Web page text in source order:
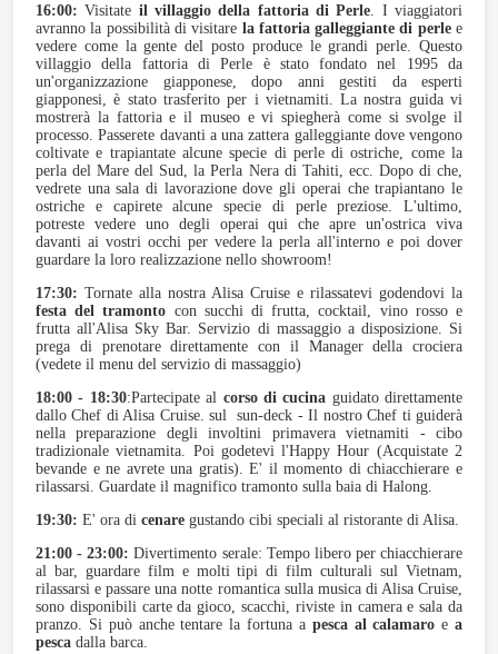
16:00:Visitate il villaggio della fattoria di Perle . I viaggiatori
avranno la possibilità di visitare la fattoria galleggiante di perlee
vedere come la gente del posto produce le grandi perle. Questo
villaggio della fattoria di Perle è stato fondato nel 1995 da
un'organizzazione giapponese, dopo anni gestiti da esperti
giapponesi, è stato trasferito per i vietnamiti. La nostra guida vi
mostrerà la fattoria e il museo e vi spiegherà come si svolge il
processo. Passerete davanti a una zattera galleggiante dove vengono
coltivate e trapiantate alcune specie di perle di ostriche, come la
perla del Mare del Sud, la Perla Nera di Tahiti, ecc. Dopo di che,
vedrete una sala di lavorazione dove gli operai che trapiantano le
ostriche e capirete alcune specie di perle preziose. L'ultimo,
potreste vedere uno degli operai qui che apre un'ostrica viva
davanti ai vostri occhi per vedere la perla all'interno e poi dover
guardare la loro realizzazione nello showroom!
17:30: Tornate alla nostra Alisa Cruise e rilassatevi godendovi la
festa del tramonto con succhi di frutta, cocktail, vino rosso e
frutta all'Alisa Sky Bar. Servizio di massaggio a disposizione. Si
prega di prenotare direttamente con il Manager della crociera
(vedete il menu del servizio di massaggio)
18:00 - 18:30:Partecipate al corso di cucina guidato direttamente
dallo Chef di Alisa Cruise. sul sun-deck - Il nostro Chef ti guiderà
nella preparazione degli involtini primavera vietnamiti - cibo
tradizionale vietnamita. Poi godetevi l'Happy Hour (Acquistate 2
bevande e ne avrete una gratis). E' il momento di chiacchierare e
rilassarsi. Guardate il magnifico tramonto sulla baia di Halong.
19:30: E' ora di cenare gustando cibi speciali al ristorante di Alisa.
21:00 - 23:00: Divertimento serale: Tempo libero per chiacchierare
al bar, guardare film e molti tipi di film culturali sul Vietnam,
rilassarsi e passare una notte romantica sulla musica di Alisa Cruise,
sono disponibili carte da gioco, scacchi, riviste in camera e sala da
pranzo. Si può anche tentare la fortuna apesca al calamaroea
pesca dalla barca.